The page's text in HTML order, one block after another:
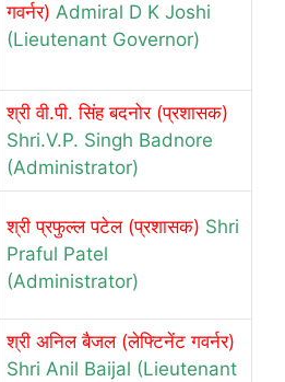
गवर्नर) Admiral D K Joshi
(Lieutenant Governor)
श्री वी.पी. सिंह बदनोर (प्रशासक)
Shri.V.P. Singh Badnore
(Administrator)
श्री प्रफुल्ल पटेल (प्रशासक) Shri
Praful Patel
(Administrator)
श्री अनिल बैजल (लेफ्टिनेंट गवर्नर)
Shri Anil Baijal (Lieutenant